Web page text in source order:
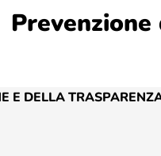
e reclami
– Altri comuni
Ecologica di Montebellino
E DELLA